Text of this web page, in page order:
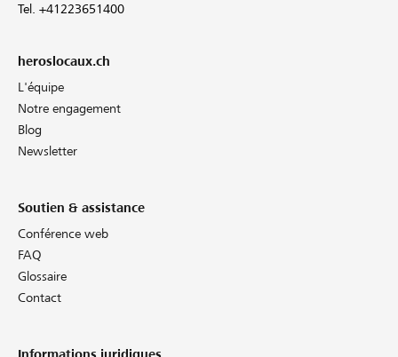
Tel. +41223651400
heroslocaux.ch
L'équipe
Notre engagement
Blog
Newsletter
Soutien & assistance
Conférence web
FAQ
Glossaire
Contact
Informations juridiques